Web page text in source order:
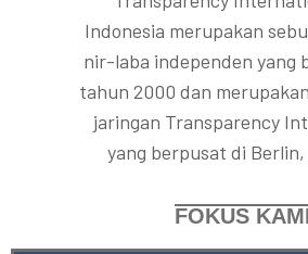
Kajian ini menunjukkan bahwa MBG bukan
implementatif, tetapi juga membuka ruang
lemahnya tata kelola, berkelindannya konflik
pengadaan barang dan jasa yang
Indonesia merupakan
nir-laba independen yang
tahun 2000 dan
jaringan Transparency
yang berpusat di
FOKUS